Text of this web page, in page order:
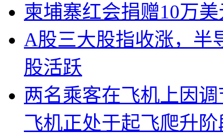
柬埔寨红会捐赠10万
A股三大股指收涨，半
股活跃
两名乘客在飞机上因
飞机正处于起飞爬升阶